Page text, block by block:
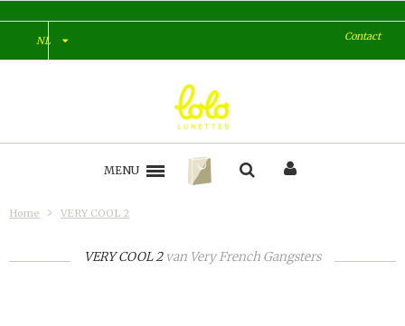
NL Contact
MENU
Home VERY COOL 2
VERY COOL 2 van Very French Gangsters